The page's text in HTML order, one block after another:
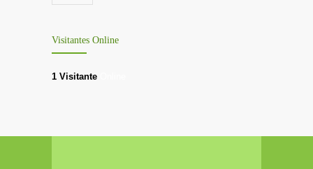
Visitantes Online
1 Visitante